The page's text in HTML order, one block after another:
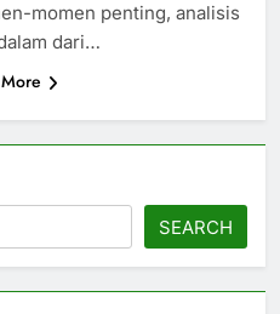
momen penting, analisis
dari…
SEARCH